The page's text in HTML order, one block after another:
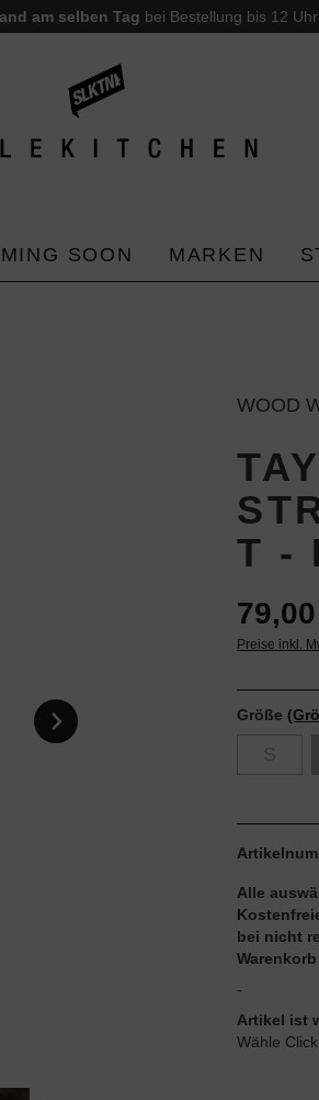
am selben Tag bei Bestellung bis 12 Uhr
SOON MARKEN
WOOD
T -
Preise inkl.
Größe
Alle
bei nicht
Warenkorb
-
Artikel ist
Wähle